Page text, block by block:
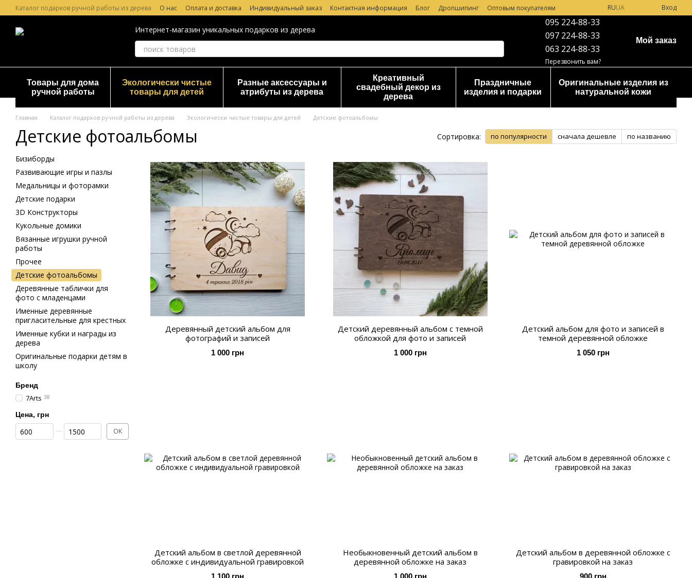
Перейти к основному контенту
Каталог подарков ручной работы из дерева О нас Оплата и доставка Индивидуальный заказ Контактная информация Блог Дропшипинг
Оптовым покупателям
Лазерная гравировка по дереву
Гарантия и Возврат Отзывы о магазине
RUUA Вход
Интернет-магазин уникальных подарков из дерева
095 224-88-33
097 224-88-33
063 224-88-33
Перезвонить вам?
Мой заказ
Товары для дома
ручной работы
Экологически чистые
товары для детей
Разные аксессуары и
атрибуты из дерева
Креативный
свадебный декор из
дерева
Праздничные
изделия и подарки
Оригинальные изделия из
натуральной кожи
Главная Каталог подарков ручной работы из дерева Экологически чистые товары для детей Детские фотоальбомы
Детские фотоальбомы Сортировка: по популярности сначала дешевле по названию
Деревянный детский альбом для
фотографий и записей
1 000 грн
Детский деревянный альбом с темной
обложкой для фото и записей
1 000 грн
Детский альбом для фото и записей в
темной деревянной обложке
1 050 грн
Детский альбом в светлой деревянной
обложке с индивидуальной гравировкой
1 100 грн
Необыкновенный детский альбом в
деревянной обложке на заказ
1 000 грн
Детский альбом в деревянной обложке с
гравировкой на заказ
900 грн
Бизиборды
Развивающие игры и пазлы
Медальницы и фоторамки
Детские подарки
3D Конструкторы
Кукольные домики
Вязанные игрушки ручной
работы
Прочее
Детские фотоальбомы
Деревянные таблички для
фото с младенцами
Именные деревянные
пригласительные для крестных
Именные кубки и награды из
дерева
Оригинальные подарки детям в
школу
Бренд
7Arts 38
Цена, грн
От Цена, грн
До Цена, грн OK